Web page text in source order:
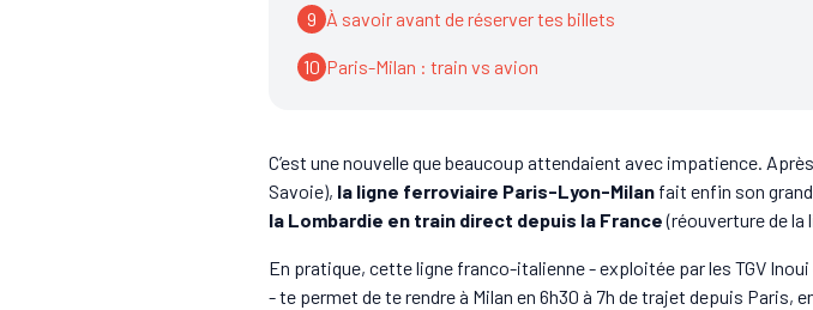
9 À savoir avant de réserver tes billets
10 Paris-Milan : train vs avion
C’est une nouvelle que beaucoup attendaient avec impatience.
Savoie), la ligne ferroviaire Paris-Lyon-Milan fait enfin son
la Lombardie en train direct depuis la France(réouverture de la
En pratique, cette ligne franco-italienne - exploitée par les TGV
- te permet de te rendre à Milan en 6h30 à 7h de trajet depuis Paris,